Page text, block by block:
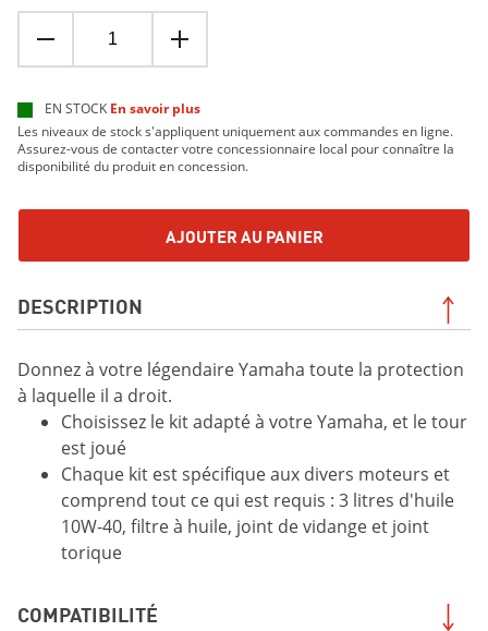
EN STOCK En savoir plus
Les niveaux de stock s'appliquent uniquement aux commandes en ligne.
Assurez-vous de contacter votre concessionnaire local pour connaître la
disponibilité du produit en concession.
AJOUTER AU PANIER
DESCRIPTION
Donnez à votre légendaire Yamaha toute la protection
à laquelle il a droit.
Choisissez le kit adapté à votre Yamaha, et le tour
est joué
Chaque kit est spécifique aux divers moteurs et
comprend tout ce qui est requis : 3 litres d'huile
10W-40, filtre à huile, joint de vidange et joint
torique
COMPATIBILITÉ